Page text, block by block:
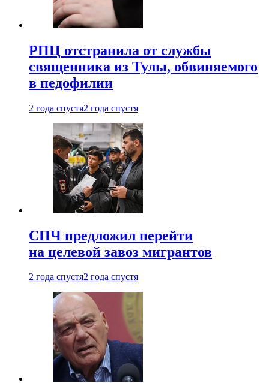
РПЦ отстранила от службы
священника из Тулы, обвиняемого
в педофилии
2 года спустя2 года спустя
СПЧ предложил перейти
на целевой завоз мигрантов
2 года спустя2 года спустя